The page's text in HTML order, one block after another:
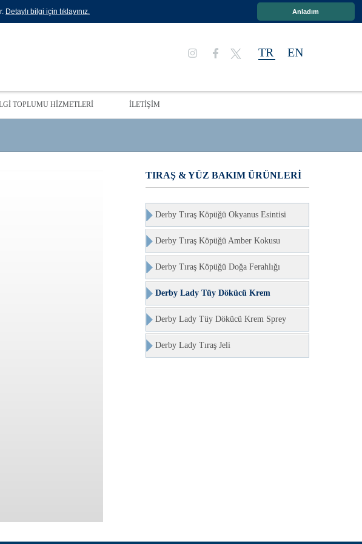
Detaylı bilgi için tıklayınız. Anladım
TR EN
TOPLUMU HİZMETLERİ İLETİŞİM
TIRAŞ & YÜZ BAKIM ÜRÜNLERİ
Derby Tıraş Köpüğü Okyanus Esintisi
Derby Tıraş Köpüğü Amber Kokusu
Derby Tıraş Köpüğü Doğa Ferahlığı
Derby Lady Tüy Dökücü Krem
Derby Lady Tüy Dökücü Krem Sprey
Derby Lady Tıraş Jeli